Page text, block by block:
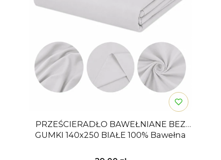
PRZEŚCIERADŁO BAWEŁNIANE BEZ
GUMKI 140x250 BIAŁE 100% Bawełna